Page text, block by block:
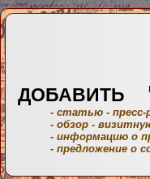
ДОБАВИТЬ
- статью - пресс-
- обзор -
- информацию о
- предложение о